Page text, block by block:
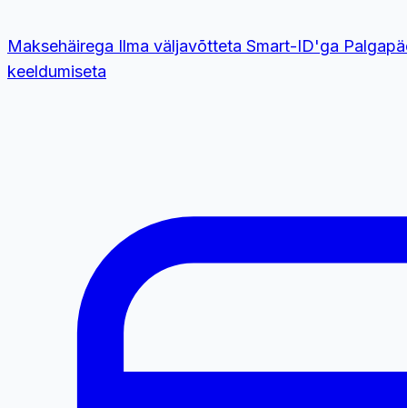
Maksehäirega Ilma väljavõtteta Smart-ID'ga
keeldumiseta